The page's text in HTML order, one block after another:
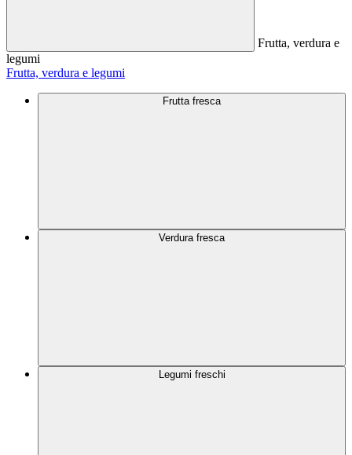
Frutta, verdura e
legumi
Frutta, verdura e legumi
Frutta fresca
Verdura fresca
Legumi freschi